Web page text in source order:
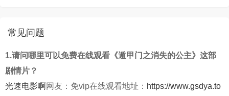
常见问题
1.请问哪里可以免费在线观看《遁甲门之消失的公主》这部
剧情片？
光速电影啊网友：免vip在线观看地址： https://www.gsdya.to